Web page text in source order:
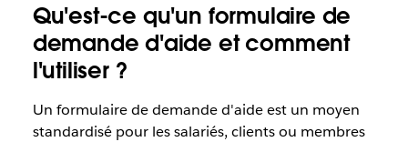
Qu'est-ce qu'un formulaire de
demande d'aide et comment
l'utiliser ?
Un formulaire de demande d'aide est un moyen
standardisé pour les salariés, clients ou membres